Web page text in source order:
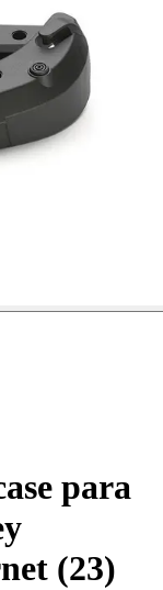
para
(23)